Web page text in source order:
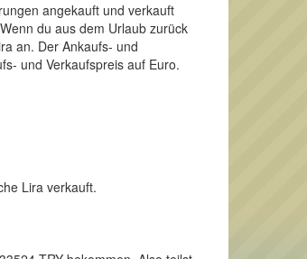
angekauft und verkauft
du aus dem Urlaub zurück
an. Der Ankaufs- und
und Verkaufspreis auf Euro.
Lira verkauft.